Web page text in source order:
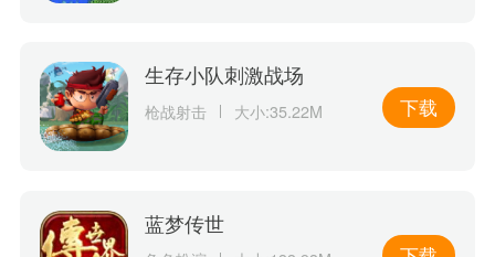
生存小队刺激战场
枪战射击 大小:35.22M 下载
蓝梦传世